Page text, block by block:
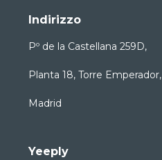
Indirizzo
Pº de la Castellana 259D,
Planta 18, Torre Emperador,
Madrid
Yeeply